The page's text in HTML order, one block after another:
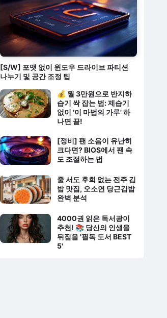
[S/W] 포맷 없이 윈도우 드라이브 파티션
나누기 및 공간 조정 팁
💰 월 3만원으로 반지하
습기 싹 잡는 법: 제습기
없이 '이 마법의 가루' 하
나면 끝!
[정비] 팬 소음이 유난히
크다면? BIOS에서 팬 속
도 조절하는 법
줄 서도 후회 없는 전주 김
밥 맛집, 오소연 당근김밥
완벽 분석
4000권 읽은 독서광이
추천! 📚 당신의 인생을
뒤집을 '필독 도서 BEST
5'